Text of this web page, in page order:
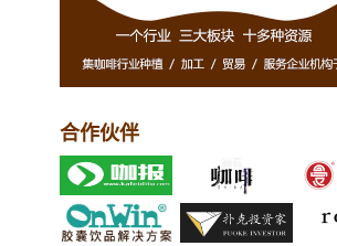
合作伙伴